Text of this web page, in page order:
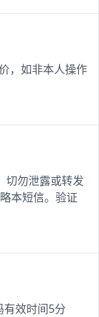
，如非本人操作
切勿泄露或转发
本短信。验证
有效时间5分